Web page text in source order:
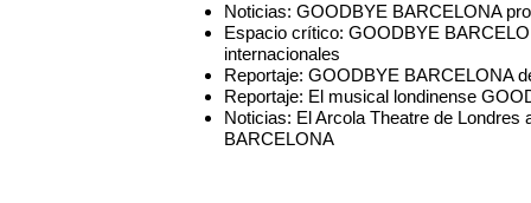
Noticias: GOODBYE BARCELONA
Espacio crítico: GOODBYE
internacionales
Reportaje: GOODBYE BARCELONA
Reportaje: El musical londinense
Noticias: El Arcola Theatre de
BARCELONA